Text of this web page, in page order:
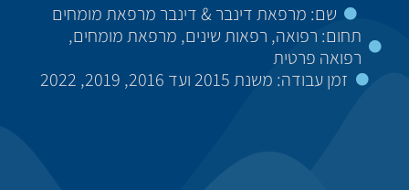
שם: מרפאת דינבר & דינבר מרפאת מומחים
תחום: רפואה, רפאות שינים, מרפאת מומחים,
רפואה פרטית
זמן עבודה: משנת 2015 ועד 2016, 2019, 2022